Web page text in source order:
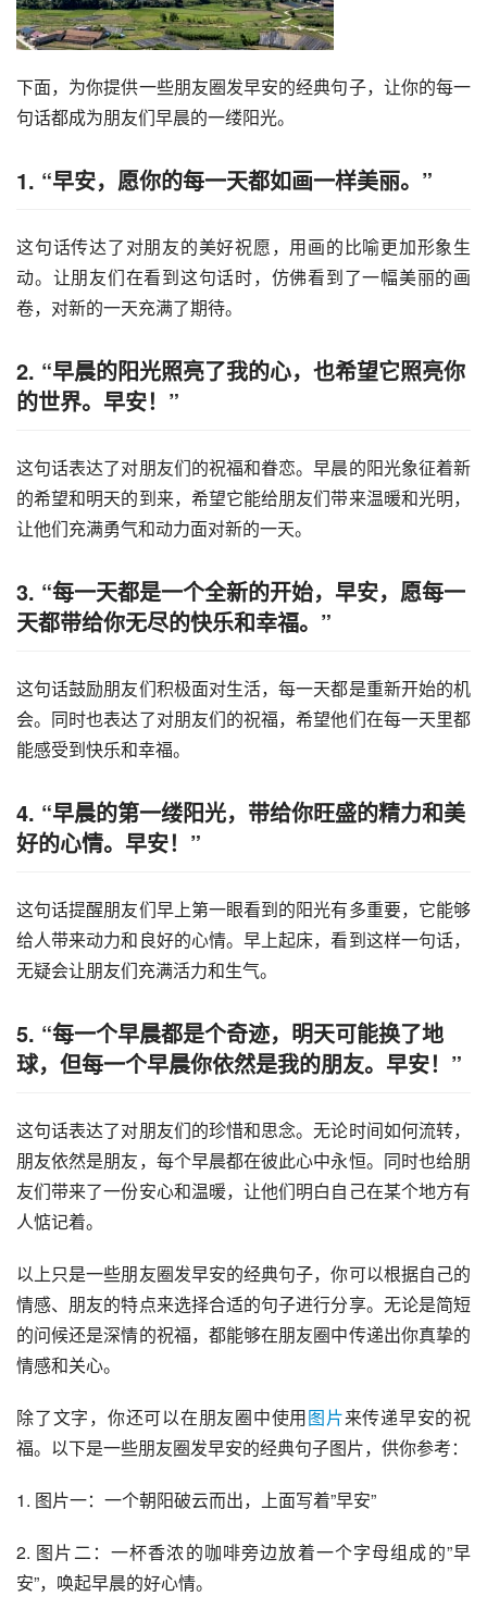
下面，为你提供一些朋友圈发早安的经典句子，让你的每一
句话都成为朋友们早晨的一缕阳光。
1. “早安，愿你的每一天都如画一样美丽。”
这句话传达了对朋友的美好祝愿，用画的比喻更加形象生
动。让朋友们在看到这句话时，仿佛看到了一幅美丽的画
卷，对新的一天充满了期待。
2. “早晨的阳光照亮了我的心，也希望它照亮你
的世界。早安！”
这句话表达了对朋友们的祝福和眷恋。早晨的阳光象征着新
的希望和明天的到来，希望它能给朋友们带来温暖和光明，
让他们充满勇气和动力面对新的一天。
3. “每一天都是一个全新的开始，早安，愿每一
天都带给你无尽的快乐和幸福。”
这句话鼓励朋友们积极面对生活，每一天都是重新开始的机
会。同时也表达了对朋友们的祝福，希望他们在每一天里都
能感受到快乐和幸福。
4. “早晨的第一缕阳光，带给你旺盛的精力和美
好的心情。早安！”
这句话提醒朋友们早上第一眼看到的阳光有多重要，它能够
给人带来动力和良好的心情。早上起床，看到这样一句话，
无疑会让朋友们充满活力和生气。
5. “每一个早晨都是个奇迹，明天可能换了地
球，但每一个早晨你依然是我的朋友。早安！”
这句话表达了对朋友们的珍惜和思念。无论时间如何流转，
朋友依然是朋友，每个早晨都在彼此心中永恒。同时也给朋
友们带来了一份安心和温暖，让他们明白自己在某个地方有
人惦记着。
以上只是一些朋友圈发早安的经典句子，你可以根据自己的
情感、朋友的特点来选择合适的句子进行分享。无论是简短
的问候还是深情的祝福，都能够在朋友圈中传递出你真挚的
情感和关心。
除了文字，你还可以在朋友圈中使用图片来传递早安的祝
福。以下是一些朋友圈发早安的经典句子图片，供你参考：
1. 图片一：一个朝阳破云而出，上面写着”早安”
2. 图片二：一杯香浓的咖啡旁边放着一个字母组成的”早
安”，唤起早晨的好心情。